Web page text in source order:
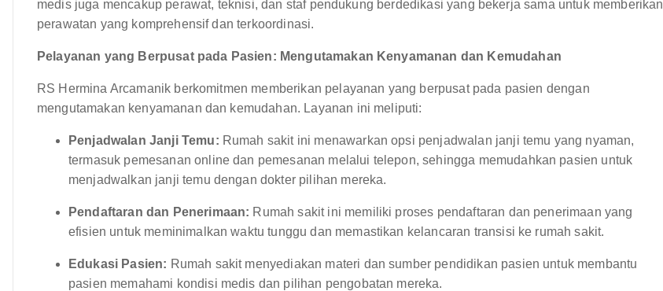
medis juga mencakup perawat, teknisi, dan staf pendukung berdedikasi yang bekerja sama untuk memberikan
perawatan yang komprehensif dan terkoordinasi.
Pelayanan yang Berpusat pada Pasien: Mengutamakan Kenyamanan dan Kemudahan
RS Hermina Arcamanik berkomitmen memberikan pelayanan yang berpusat pada pasien dengan
mengutamakan kenyamanan dan kemudahan. Layanan ini meliputi:
Penjadwalan Janji Temu: Rumah sakit ini menawarkan opsi penjadwalan janji temu yang nyaman,
termasuk pemesanan online dan pemesanan melalui telepon, sehingga memudahkan pasien untuk
menjadwalkan janji temu dengan dokter pilihan mereka.
Pendaftaran dan Penerimaan: Rumah sakit ini memiliki proses pendaftaran dan penerimaan yang
efisien untuk meminimalkan waktu tunggu dan memastikan kelancaran transisi ke rumah sakit.
Edukasi Pasien: Rumah sakit menyediakan materi dan sumber pendidikan pasien untuk membantu
pasien memahami kondisi medis dan pilihan pengobatan mereka.